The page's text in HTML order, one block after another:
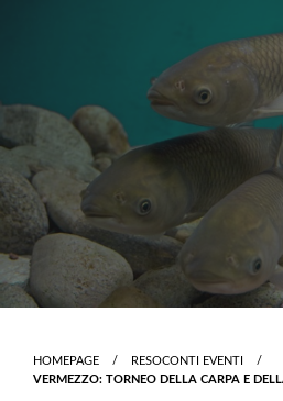
HOMEPAGE
RESOCONTI EVENTI
VERMEZZO: TORNEO DELLA CARPA E